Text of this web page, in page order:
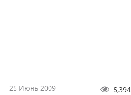
25 Июнь 2009 5,394